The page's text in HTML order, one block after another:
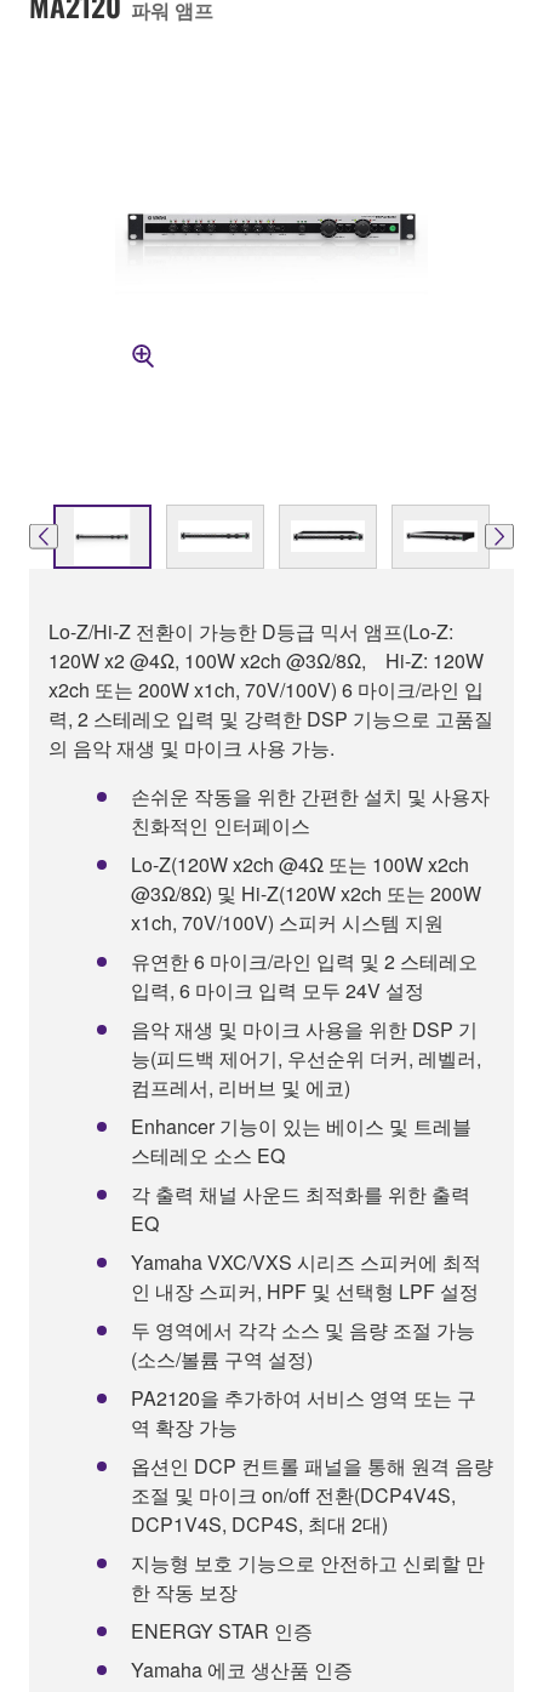
파워 앰프
Lo-Z/Hi-Z 전환이 가능한 D등급 믹서 앰프(Lo-Z:
120W x2 @4Ω, 100W x2ch @3Ω/8Ω, Hi-Z: 120W
x2ch 또는 200W x1ch, 70V/100V) 6 마이크/라인 입
력, 2 스테레오 입력 및 강력한 DSP 기능으로 고품질
의 음악 재생 및 마이크 사용 가능.
손쉬운 작동을 위한 간편한 설치 및 사용자
친화적인 인터페이스
Lo-Z(120W x2ch @4Ω 또는 100W x2ch
@3Ω/8Ω) 및 Hi-Z(120W x2ch 또는 200W
x1ch, 70V/100V) 스피커 시스템 지원
유연한 6 마이크/라인 입력 및 2 스테레오
입력, 6 마이크 입력 모두 24V 설정
음악 재생 및 마이크 사용을 위한 DSP 기
능(피드백 제어기, 우선순위 더커, 레벨러,
컴프레서, 리버브 및 에코)
Enhancer 기능이 있는 베이스 및 트레블
스테레오 소스 EQ
각 출력 채널 사운드 최적화를 위한 출력
EQ
Yamaha VXC/VXS 시리즈 스피커에 최적
인 내장 스피커, HPF 및 선택형 LPF 설정
두 영역에서 각각 소스 및 음량 조절 가능
(소스/볼륨 구역 설정)
PA2120을 추가하여 서비스 영역 또는 구
역 확장 가능
옵션인 DCP 컨트롤 패널을 통해 원격 음량
조절 및 마이크 on/off 전환(DCP4V4S,
DCP1V4S, DCP4S, 최대 2대)
지능형 보호 기능으로 안전하고 신뢰할 만
한 작동 보장
ENERGY STAR 인증
Yamaha 에코 생산품 인증